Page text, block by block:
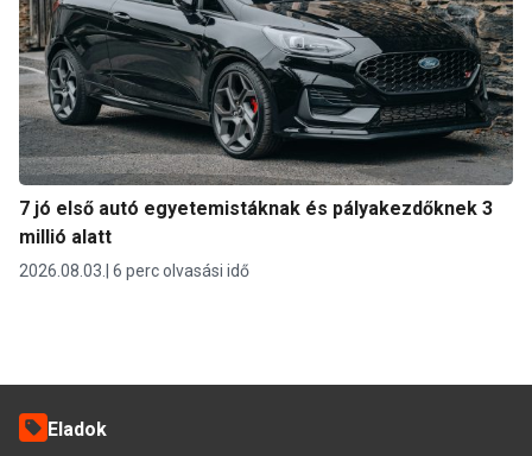
7 jó első autó egyetemistáknak és pályakezdőknek 3
millió alatt
2026.08.03. 6 perc olvasási idő
Eladok